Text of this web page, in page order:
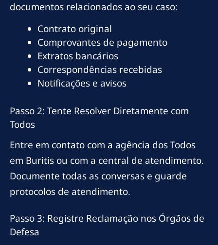
documentos relacionados ao seu caso:
Contrato original
Comprovantes de pagamento
Extratos bancários
Correspondências recebidas
Notificações e avisos
Passo 2: Tente Resolver Diretamente com
Todos
Entre em contato com a agência dos Todos
em Buritis ou com a central de atendimento.
Documente todas as conversas e guarde
protocolos de atendimento.
Passo 3: Registre Reclamação nos Órgãos de
Defesa